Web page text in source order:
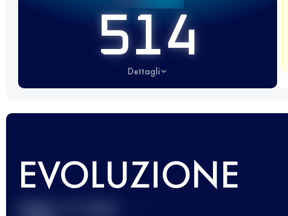
514
Dettagli
EVOLUZIONE
Miglior punteggio